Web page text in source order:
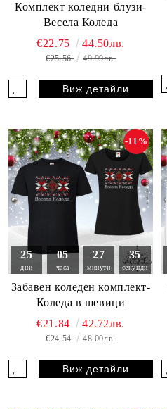
Комплект коледни блузи-
Весела Коледа
€22.75 44.50лв.
€25.56 49.99лв.
Виж детайли
25
дни
05
часа
27
минути
33
секунди
Забавен коледен комплект-
Коледа в шевици
-11%
€21.84 42.72лв.
€24.54 48.00лв.
Виж детайли